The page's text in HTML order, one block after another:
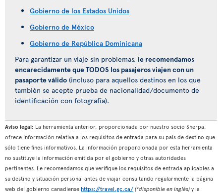
Gobierno de los Estados Unidos
Gobierno de México
Gobierno de República Dominicana
Para garantizar un viaje sin problemas, le recomendamos
encarecidamente que TODOS los pasajeros viajen con un
pasaporte válido (incluso para aquellos destinos en los que
también se acepte prueba de nacionalidad/documento de
identificación con fotografía).
Aviso legal: La herramienta anterior, proporcionada por nuestro socio Sherpa,
ofrece información relativa a los requisitos de entrada para su país de destino que
sólo tiene fines informativos. La información proporcionada por esta herramienta
no sustituye la información emitida por el gobierno y otras autoridades
pertinentes. Le recomendamos que verifique los requisitos de entrada aplicables a
su destino y situación personal antes de viajar consultando regularmente la página
web del gobierno canadiense https://travel.gc.ca/ (*disponible en inglés) y la